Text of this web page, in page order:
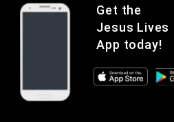
Get the
Jesus Lives
App today!